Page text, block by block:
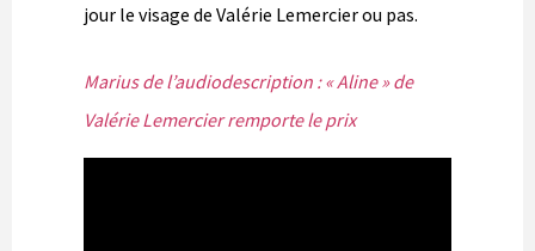
jour le visage de Valérie Lemercier ou pas.
Marius de l’audiodescription : « Aline » de
Valérie Lemercier remporte le prix